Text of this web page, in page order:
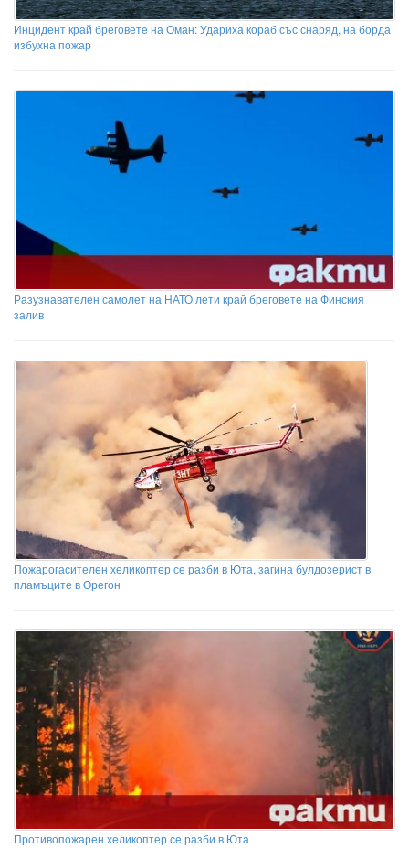
Инцидент край бреговете на Оман: Удариха кораб със снаряд, на борда
избухна пожар
Разузнавателен самолет на НАТО лети край бреговете на Финския
залив
Пожарогасителен хеликоптер се разби в Юта, загина булдозерист в
пламъците в Орегон
Противопожарен хеликоптер се разби в Юта